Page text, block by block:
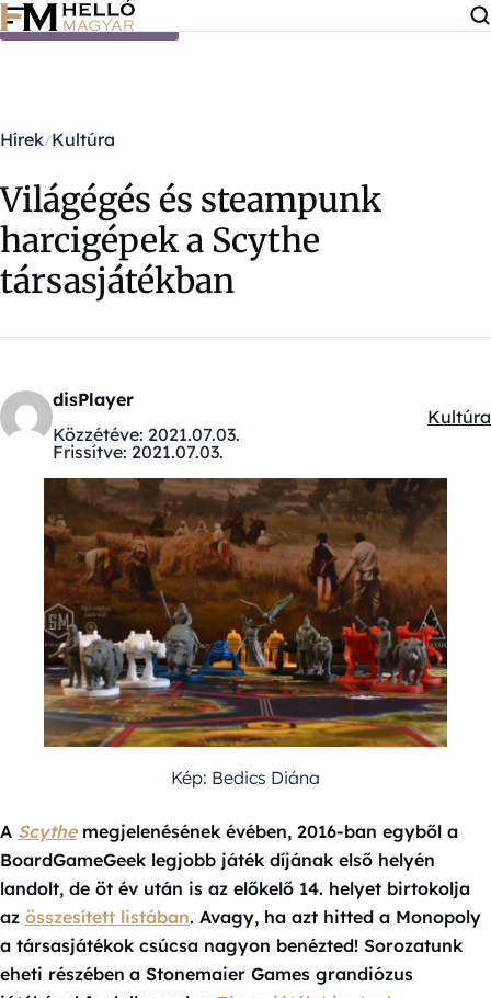
Ugrás a tartalomra
Hírek Kultúra
Világégés és steampunk
harcigépek a Scythe
társasjátékban
disPlayer
Közzétéve: 2021.07.03.
Frissítve: 2021.07.03.
Kultúra
Kép: Bedics Diána
A Scythemegjelenésének évében, 2016-ban egyből a
BoardGameGeek legjobb játék díjának első helyén
landolt, de öt év után is az előkelő 14. helyet birtokolja
az összesített listában. Avagy, ha azt hitted a Monopoly
a társasjátékok csúcsa nagyon benézted! Sorozatunk
eheti részében a Stonemaier Games grandiózus